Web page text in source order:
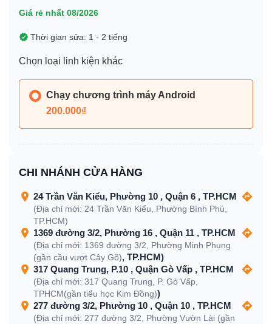
Giá rẻ nhất 08/2026
Thời gian sửa: 1 - 2 tiếng
Chọn loại linh kiện khác
Chạy chương trình máy Android
200.000₫
CHI NHÁNH CỬA HÀNG
24 Trần Văn Kiểu, Phường 10 , Quận 6 , TP.HCM
(Địa chỉ mới: 24 Trần Văn Kiểu, Phường Bình Phú,
TP.HCM)
1369 đường 3/2, Phường 16 , Quận 11 , TP.HCM
(Địa chỉ mới: 1369 đường 3/2, Phường Minh Phụng
(gần cầu vượt Cây Gõ), TP.HCM)
317 Quang Trung, P.10 , Quận Gò Vấp , TP.HCM
(Địa chỉ mới: 317 Quang Trung, P. Gò Vấp,
TPHCM(gần tiểu học Kim Đồng))
277 đường 3/2, Phường 10 , Quận 10 , TP.HCM
(Địa chỉ mới: 277 đường 3/2, Phường Vườn Lài (gần